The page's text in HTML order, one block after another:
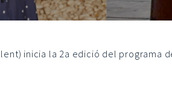
inicia la 2a edició del programa